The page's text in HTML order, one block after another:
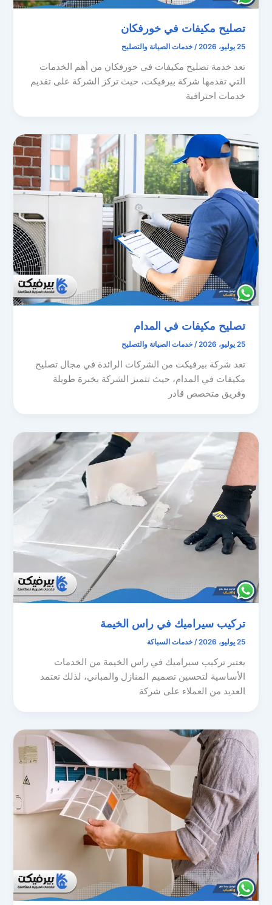
تصليح مكيفات في خورفكان
25 يوليو، 2026 /خدمات الصيانة والتصليح
تعد خدمة تصليح مكيفات في خورفكان من أهم الخدمات
التي تقدمها شركة بيرفيكت، حيث تركز الشركة على تقديم
خدمات احترافية
تصليح مكيفات في المدام
25 يوليو، 2026 /خدمات الصيانة والتصليح
تعد شركة بيرفيكت من الشركات الرائدة في مجال تصليح
مكيفات في المدام، حيث تتميز الشركة بخبرة طويلة
وفريق متخصص قادر
تركيب سيراميك في راس الخيمة
25 يوليو، 2026 /خدمات السباكة
يعتبر تركيب سيراميك في راس الخيمة من الخدمات
الأساسية لتحسين تصميم المنازل والمباني، لذلك تعتمد
العديد من العملاء على شركة